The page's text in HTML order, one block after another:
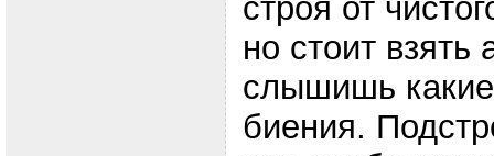
строя от
но стоит взять
слышишь
биения.